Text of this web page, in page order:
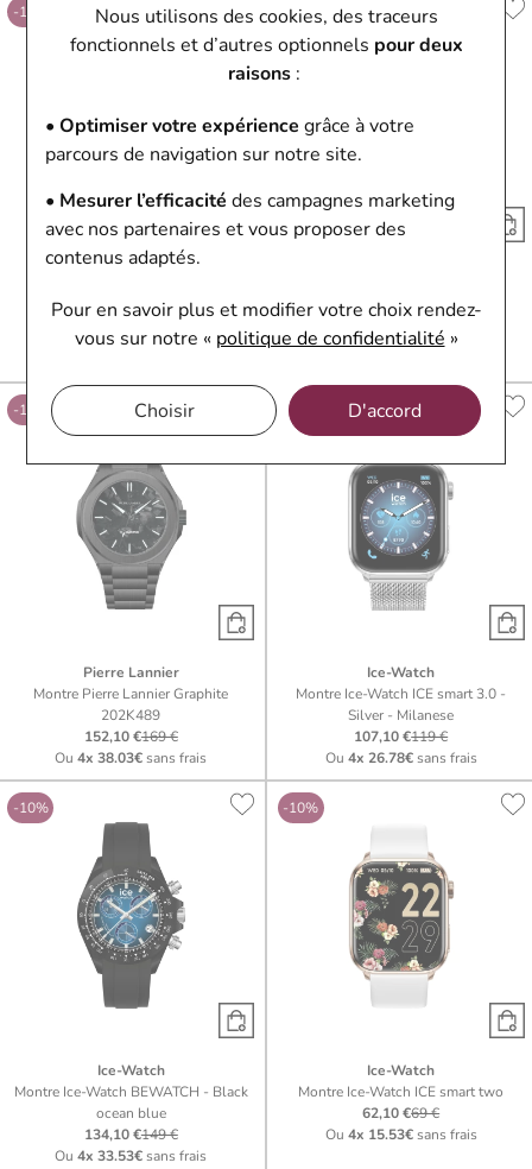
Nous utilisons des cookies, des traceurs
fonctionnels et d’autres optionnels pour deux
raisons:
• Optimiser votre expérience grâce à votre
parcours de navigation sur notre site.
• Mesurer l’efficacité des campagnes marketing
avec nos partenaires et vous proposer des
contenus adaptés.
Pour en savoir plus et modifier votre choix rendez-
vous sur notre « politique de confidentialité »
Choisir D'accord
-10%
304G134
197,10 €219 €
-10%
203G161
125,10 €139 €
-10%
Pierre Lannier
Montre Pierre Lannier Graphite
202K489
152,10 €169 €
Ou4x 38.03€sans frais
-10%
Ice-Watch
Montre Ice-Watch ICE smart 3.0 -
Silver - Milanese
107,10 €119 €
Ou 4x 26.78€sans frais
-10%
Ice-Watch
Montre Ice-Watch BEWATCH - Black
ocean blue
134,10 €149 €
Ou4x 33.53€sans frais
-10%
Ice-Watch
Montre Ice-Watch ICE smart two
62,10 €69 €
Ou 4x 15.53€sans frais